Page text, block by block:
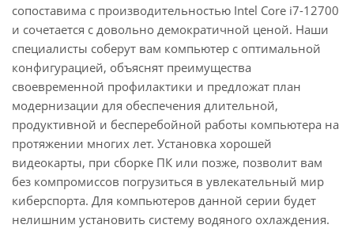
сопоставима с производительностью Intel Core i7-12700
и сочетается с довольно демократичной ценой. Наши
специалисты соберут вам компьютер с оптимальной
конфигурацией, объяснят преимущества
своевременной профилактики и предложат план
модернизации для обеспечения длительной,
продуктивной и бесперебойной работы компьютера на
протяжении многих лет. Установка хорошей
видеокарты, при сборке ПК или позже, позволит вам
без компромиссов погрузиться в увлекательный мир
киберспорта. Для компьютеров данной серии будет
нелишним установить систему водяного охлаждения.